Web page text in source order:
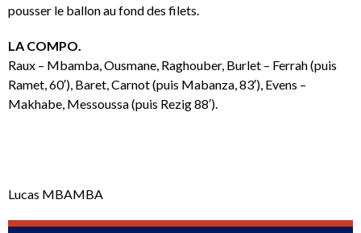
pousser le ballon au fond des filets.
LA COMPO.
Raux – Mbamba, Ousmane, Raghouber, Burlet – Ferrah (puis
Ramet, 60′), Baret, Carnot (puis Mabanza, 83′), Evens –
Makhabe, Messoussa (puis Rezig 88′).
Lucas MBAMBA